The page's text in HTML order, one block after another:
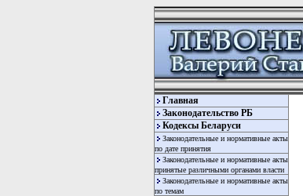
Главная
Законодательство РБ
Кодексы Беларуси
Законодательные и нормативные акты
по дате принятия
Законодательные и нормативные акты
принятые различными органами власти
Законодательные и нормативные акты
по темам